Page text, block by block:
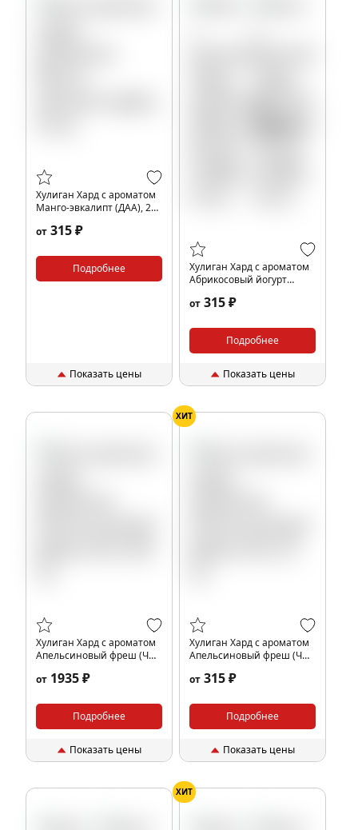
Хулиган Хард с ароматом
Манго-эвкалипт (ДАА), 25
от 315 ₽
Подробнее
Показать цены
Хулиган Хард с ароматом
Абрикосовый йогурт
от 315 ₽
Подробнее
Показать цены
Хулиган Хард с ароматом
Апельсиновый фреш (ЧО),
от 1935 ₽
Подробнее
Показать цены
ХИТ
Хулиган Хард с ароматом
Апельсиновый фреш (ЧО),
от 315 ₽
Подробнее
Показать цены
ХИТ